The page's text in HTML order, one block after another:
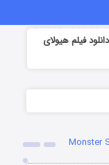
دانلود فیلم هیولای